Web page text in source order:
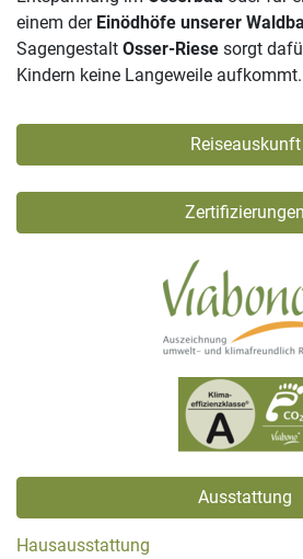
einem der Einödhöfe unserer
Sagengestalt Osser-Riese sorgt
Kindern keine Langeweile aufkommt.
Reiseauskunft
Zertifizierungen
Ausstattung
Hausausstattung